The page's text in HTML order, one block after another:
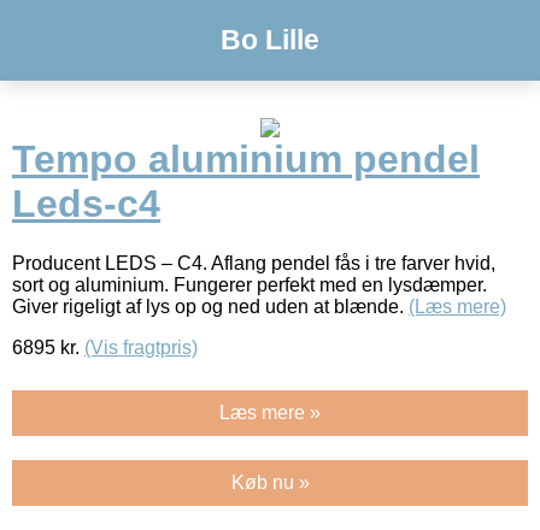
Bo Lille
Tempo aluminium pendel
Leds-c4
Producent LEDS – C4. Aflang pendel fås i tre farver hvid,
sort og aluminium. Fungerer perfekt med en lysdæmper.
Giver rigeligt af lys op og ned uden at blænde. (Læs mere)
6895 kr. (Vis fragtpris)
Læs mere »
Køb nu »